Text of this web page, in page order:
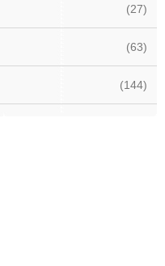
(27)
(63)
(144)